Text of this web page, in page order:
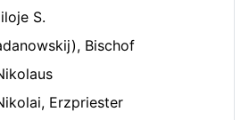
S.
Bischof
Erzpriester